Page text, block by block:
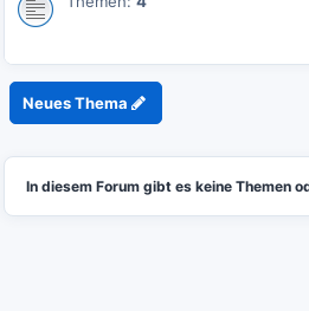
Neues Thema
In diesem Forum gibt es keine Themen